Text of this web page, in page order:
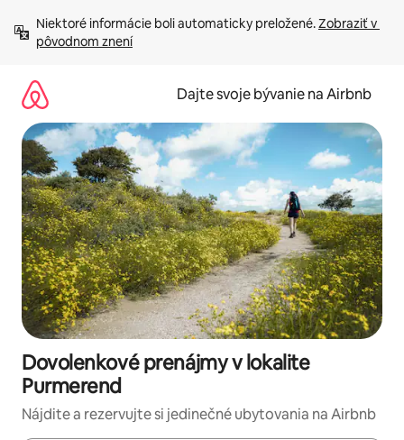
obsah.
Niektoré informácie boli automaticky preložené. Zobraziť v
pôvodnom znení
Dajte svoje bývanie na Airbnb
Dovolenkové prenájmy v lokalite
Purmerend
Nájdite a rezervujte si jedinečné ubytovania na Airbnb